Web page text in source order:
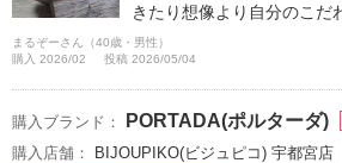
きたり想像より自分のこだ
じました。
まるぞーさん（40歳・男性）
購入 2026/02
投稿 2026/05/04
購入ブランド： PORTADA(ポルターダ)
購入店舗： BIJOUPIKO(ビジュピコ) 宇都宮店